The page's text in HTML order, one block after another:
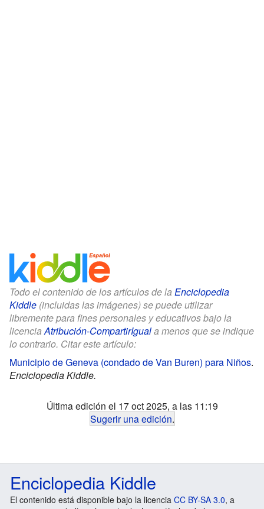
Todo el contenido de los artículos de la Enciclopedia
Kiddle (incluidas las imágenes) se puede utilizar
libremente para fines personales y educativos bajo la
licenciaAtribución-CompartirIguala menos que se indique
lo contrario. Citar este artículo:
Municipio de Geneva (condado de Van Buren) para Niños.
Enciclopedia Kiddle.
Última edición el 17 oct 2025, a las 11:19
Sugerir una edición.
Enciclopedia Kiddle
El contenido está disponible bajo la licencia CC BY-SA 3.0, a